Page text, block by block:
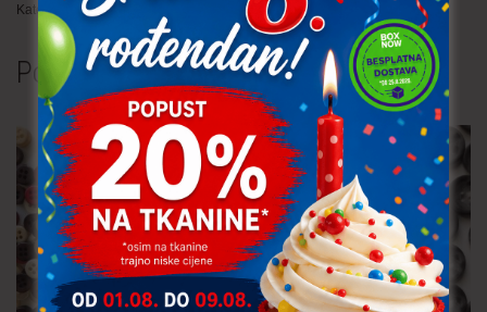
Kategorija:Gumbi
Povezani proizvodi